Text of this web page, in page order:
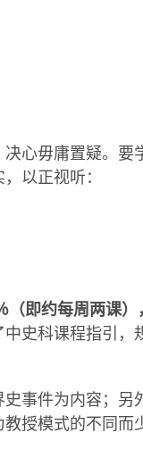
心毋庸置疑。
以正视听：
即约每周两课）
史科课程指引，
事件为内容；
授模式的不同而